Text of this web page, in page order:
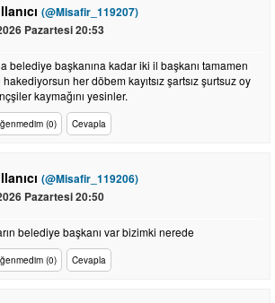
(@Misafir_119207)
Pazartesi 20:53
belediye başkanına kadar iki il başkanı tamamen
her döbem kayıtsız şartsız şurtsuz oy
kaymağını yesinler.
(0) Cevapla
(@Misafir_119206)
Pazartesi 20:50
belediye başkanı var bizimki nerede
(0) Cevapla